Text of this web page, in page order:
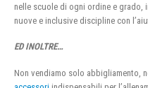
nelle scuole di ogni ordine e
nuove e inclusive discipline con
ED INOLTRE…
Non vendiamo solo abbigliamento,